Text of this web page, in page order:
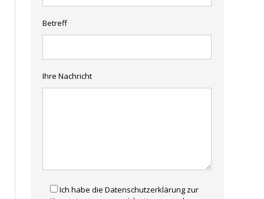
Betreff
Ihre Nachricht
Ich habe die Datenschutzerklärung zur